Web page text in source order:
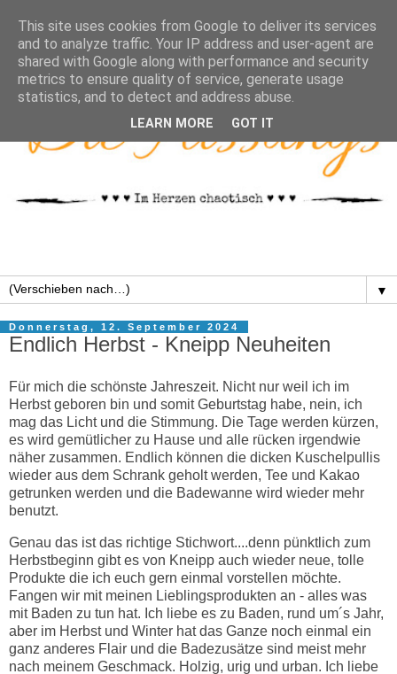
▼
Donnerstag, 12. September 2024
Endlich Herbst - Kneipp Neuheiten
Für mich die schönste Jahreszeit. Nicht nur weil ich im
Herbst geboren bin und somit Geburtstag habe, nein, ich
mag das Licht und die Stimmung. Die Tage werden kürzen,
es wird gemütlicher zu Hause und alle rücken irgendwie
näher zusammen. Endlich können die dicken Kuschelpullis
wieder aus dem Schrank geholt werden, Tee und Kakao
getrunken werden und die Badewanne wird wieder mehr
benutzt.
Genau das ist das richtige Stichwort....denn pünktlich zum
Herbstbeginn gibt es von Kneipp auch wieder neue, tolle
Produkte die ich euch gern einmal vorstellen möchte.
Fangen wir mit meinen Lieblingsprodukten an - alles was
mit Baden zu tun hat. Ich liebe es zu Baden, rund um´s Jahr,
aber im Herbst und Winter hat das Ganze noch einmal ein
ganz anderes Flair und die Badezusätze sind meist mehr
nach meinem Geschmack. Holzig, urig und urban. Ich liebe
This site uses cookies from Google to deliver its services
and to analyze traffic. Your IP address and user-agent are
shared with Google along with performance and security
metrics to ensure quality of service, generate usage
statistics, and to detect and address abuse.
LEARN MORE GOT IT